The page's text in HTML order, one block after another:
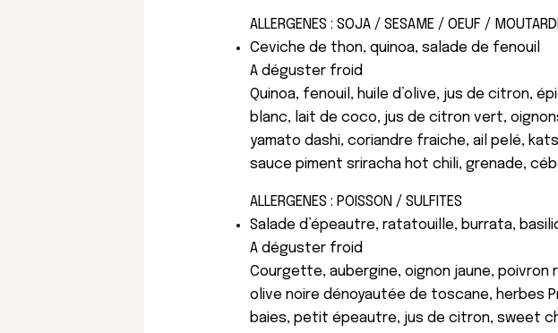
ALLERGENES : SOJA / SESAME / OEUF /
Ceviche de thon, quinoa, salade de fenouil
A déguster froid
Quinoa, fenouil, huile d’olive, jus de citron,
blanc, lait de coco, jus de citron vert,
yamato dashi, coriandre fraiche, ail pelé,
sauce piment sriracha hot chili, grenade,
ALLERGENES : POISSON / SULFITES
Salade d’épeautre, ratatouille, burrata,
A déguster froid
Courgette, aubergine, oignon jaune,
olive noire dénoyautée de toscane, herbes
baies, petit épeautre, jus de citron, sweet